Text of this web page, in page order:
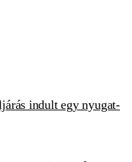
indult egy nyugat-